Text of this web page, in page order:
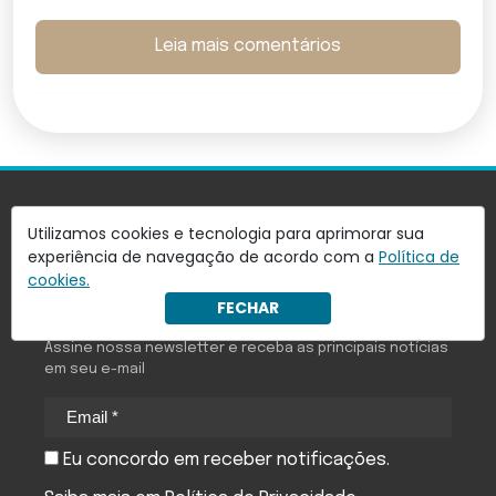
Leia mais comentários
Utilizamos cookies e tecnologia para aprimorar sua
experiência de navegação de acordo com a Política de
cookies.
FECHAR
Quer receber notícias do Antagonista em seu
Assine nossa newsletter e receba as principais notícias
em seu e-mail
Eu concordo em receber notificações.